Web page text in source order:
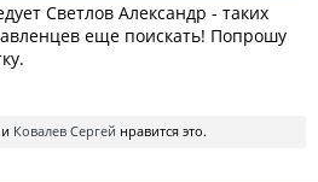
Светлов Александр - таких
еще поискать! Попрошу
и Ковалев Сергей нравится это.